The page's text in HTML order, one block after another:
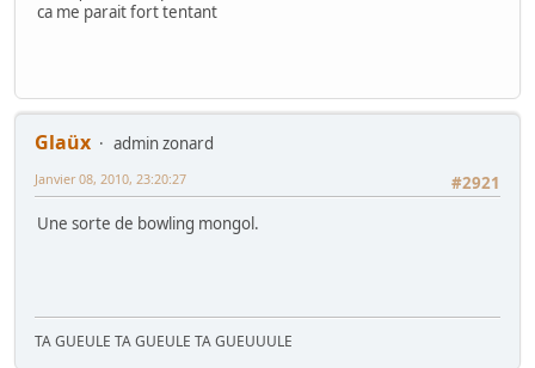
ca me parait fort tentant
Glaüx
admin zonard
#2921
Janvier 08, 2010, 23:20:27
Une sorte de bowling mongol.
TA GUEULE TA GUEULE TA GUEUUULE